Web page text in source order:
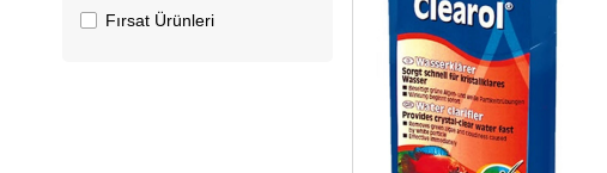
Fırsat Ürünleri